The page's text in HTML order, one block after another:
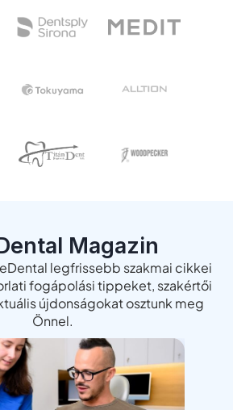
Magazin
legfrissebb szakmai cikkei
fogápolási tippeket, szakértői
újdonságokat osztunk meg
Önnel.